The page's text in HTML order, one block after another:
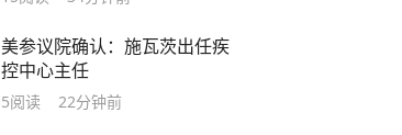
美参议院确认：施瓦茨出任疾
控中心主任
5阅读 22分钟前